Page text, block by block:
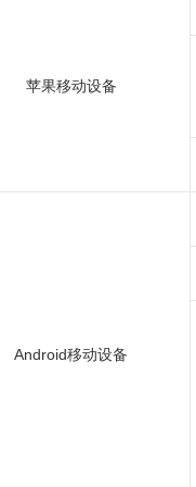
苹果移动设备
Android移动设备